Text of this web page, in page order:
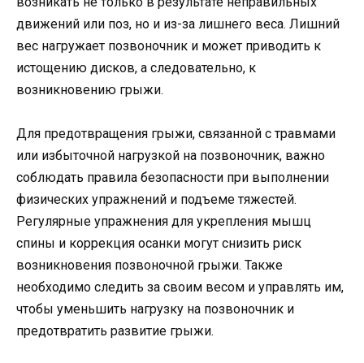
движений или поз, но и из-за лишнего веса. Лишний
вес нагружает позвоночник и может приводить к
истощению дисков, а следовательно, к
возникновению грыжи.
Для предотвращения грыжи, связанной с травмами
или избыточной нагрузкой на позвоночник, важно
соблюдать правила безопасности при выполнении
физических упражнений и подъеме тяжестей.
Регулярные упражнения для укрепления мышц
спины и коррекция осанки могут снизить риск
возникновения позвоночной грыжи. Также
необходимо следить за своим весом и управлять им,
чтобы уменьшить нагрузку на позвоночник и
предотвратить развитие грыжи.